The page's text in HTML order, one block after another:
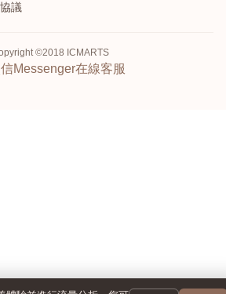
議
©2018 ICMARTS
Messenger在線客服